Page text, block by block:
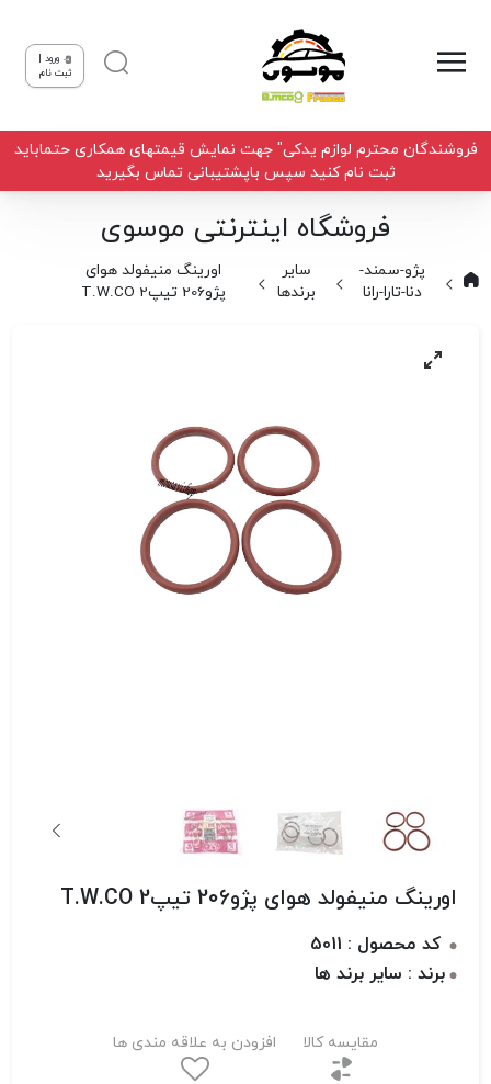
ورود |
ثبت نام
فروشندگان محترم لوازم یدکی" جهت نمایش قیمتهای همکاری حتماباید
ثبت نام کنید سپس باپشتیبانی تماس بگیرید
فروشگاه اینترنتی موسوی
پژو-سمند-
دنا-تارا-رانا
سایر
برندها
اورینگ منیفولد هوای
پژو206 تیپ2 T.W.CO
اورینگ منیفولد هوای پژو206 تیپ2 T.W.CO
کد محصول : 5011
برند : سایر برند ها
مقایسه کالا افزودن به علاقه مندی ها